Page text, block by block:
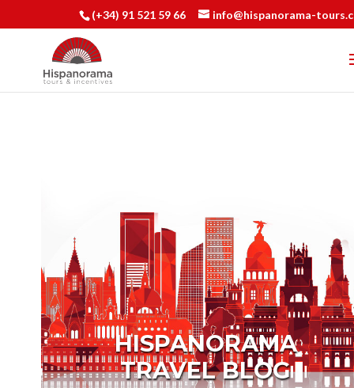
(+34) 91 521 59 66 info@hispanorama-
HISPANORAMA
TRAVEL BLOG